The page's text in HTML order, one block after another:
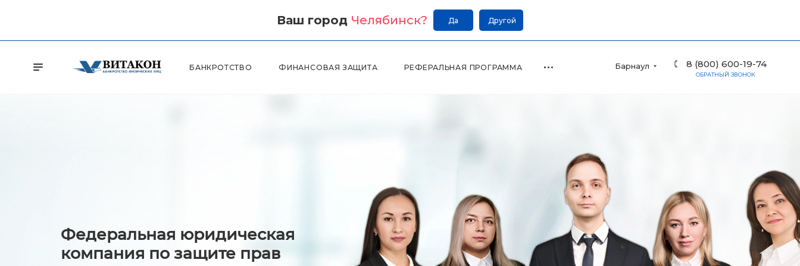
Ваш город Челябинск? Да Другой
Барнаул 8 (800) 600-19-74
БАНКРОТСТВО ФИНАНСОВАЯ ЗАЩИТА РЕФЕРАЛЬНАЯ ПРОГРАММА
ОБРАТНЫЙ ЗВОНОК
Федеральная юридическая
компания по защите прав